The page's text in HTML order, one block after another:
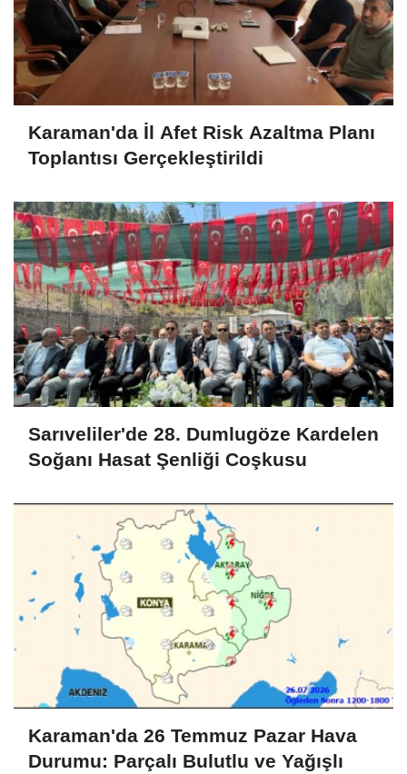
Karaman'da İl Afet Risk Azaltma Planı
Toplantısı Gerçekleştirildi
Sarıveliler'de 28. Dumlugöze Kardelen
Soğanı Hasat Şenliği Coşkusu
Karaman'da 26 Temmuz Pazar Hava
Durumu: Parçalı Bulutlu ve Yağışlı